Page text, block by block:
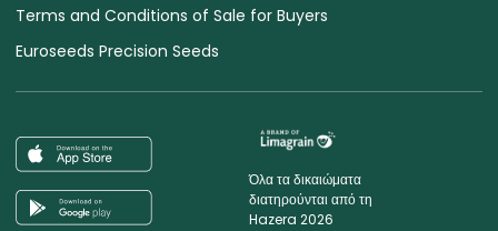
Terms and Conditions of Sale for Buyers
Euroseeds Precision Seeds
Όλα τα δικαιώματα
διατηρούνται από τη
Hazera 2026